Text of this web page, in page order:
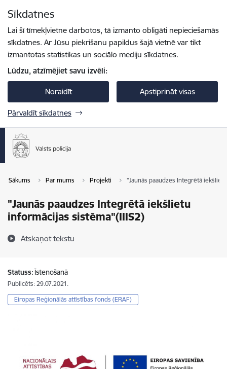
Sīkdatnes
Lai šī tīmekļvietne darbotos, tā izmanto obligāti nepieciešamās
sīkdatnes. Ar Jūsu piekrišanu papildus šajā vietnē var tikt
izmantotas statistikas un sociālo mediju sīkdatnes.
Lūdzu, atzīmējiet savu izvēli:
Noraidīt Apstiprināt visas
Pārvaldīt sīkdatnes
Sākums Par mums Projekti "Jaunās paaudzes Integrētā
"Jaunās paaudzes Integrētā iekšlietu
informācijas sistēma"(IIIS2)
Atskaņot tekstu
Statuss:Īstenošanā
Publicēts: 29.07.2021.
Eiropas Reģionālās attīstības fonds (ERAF)